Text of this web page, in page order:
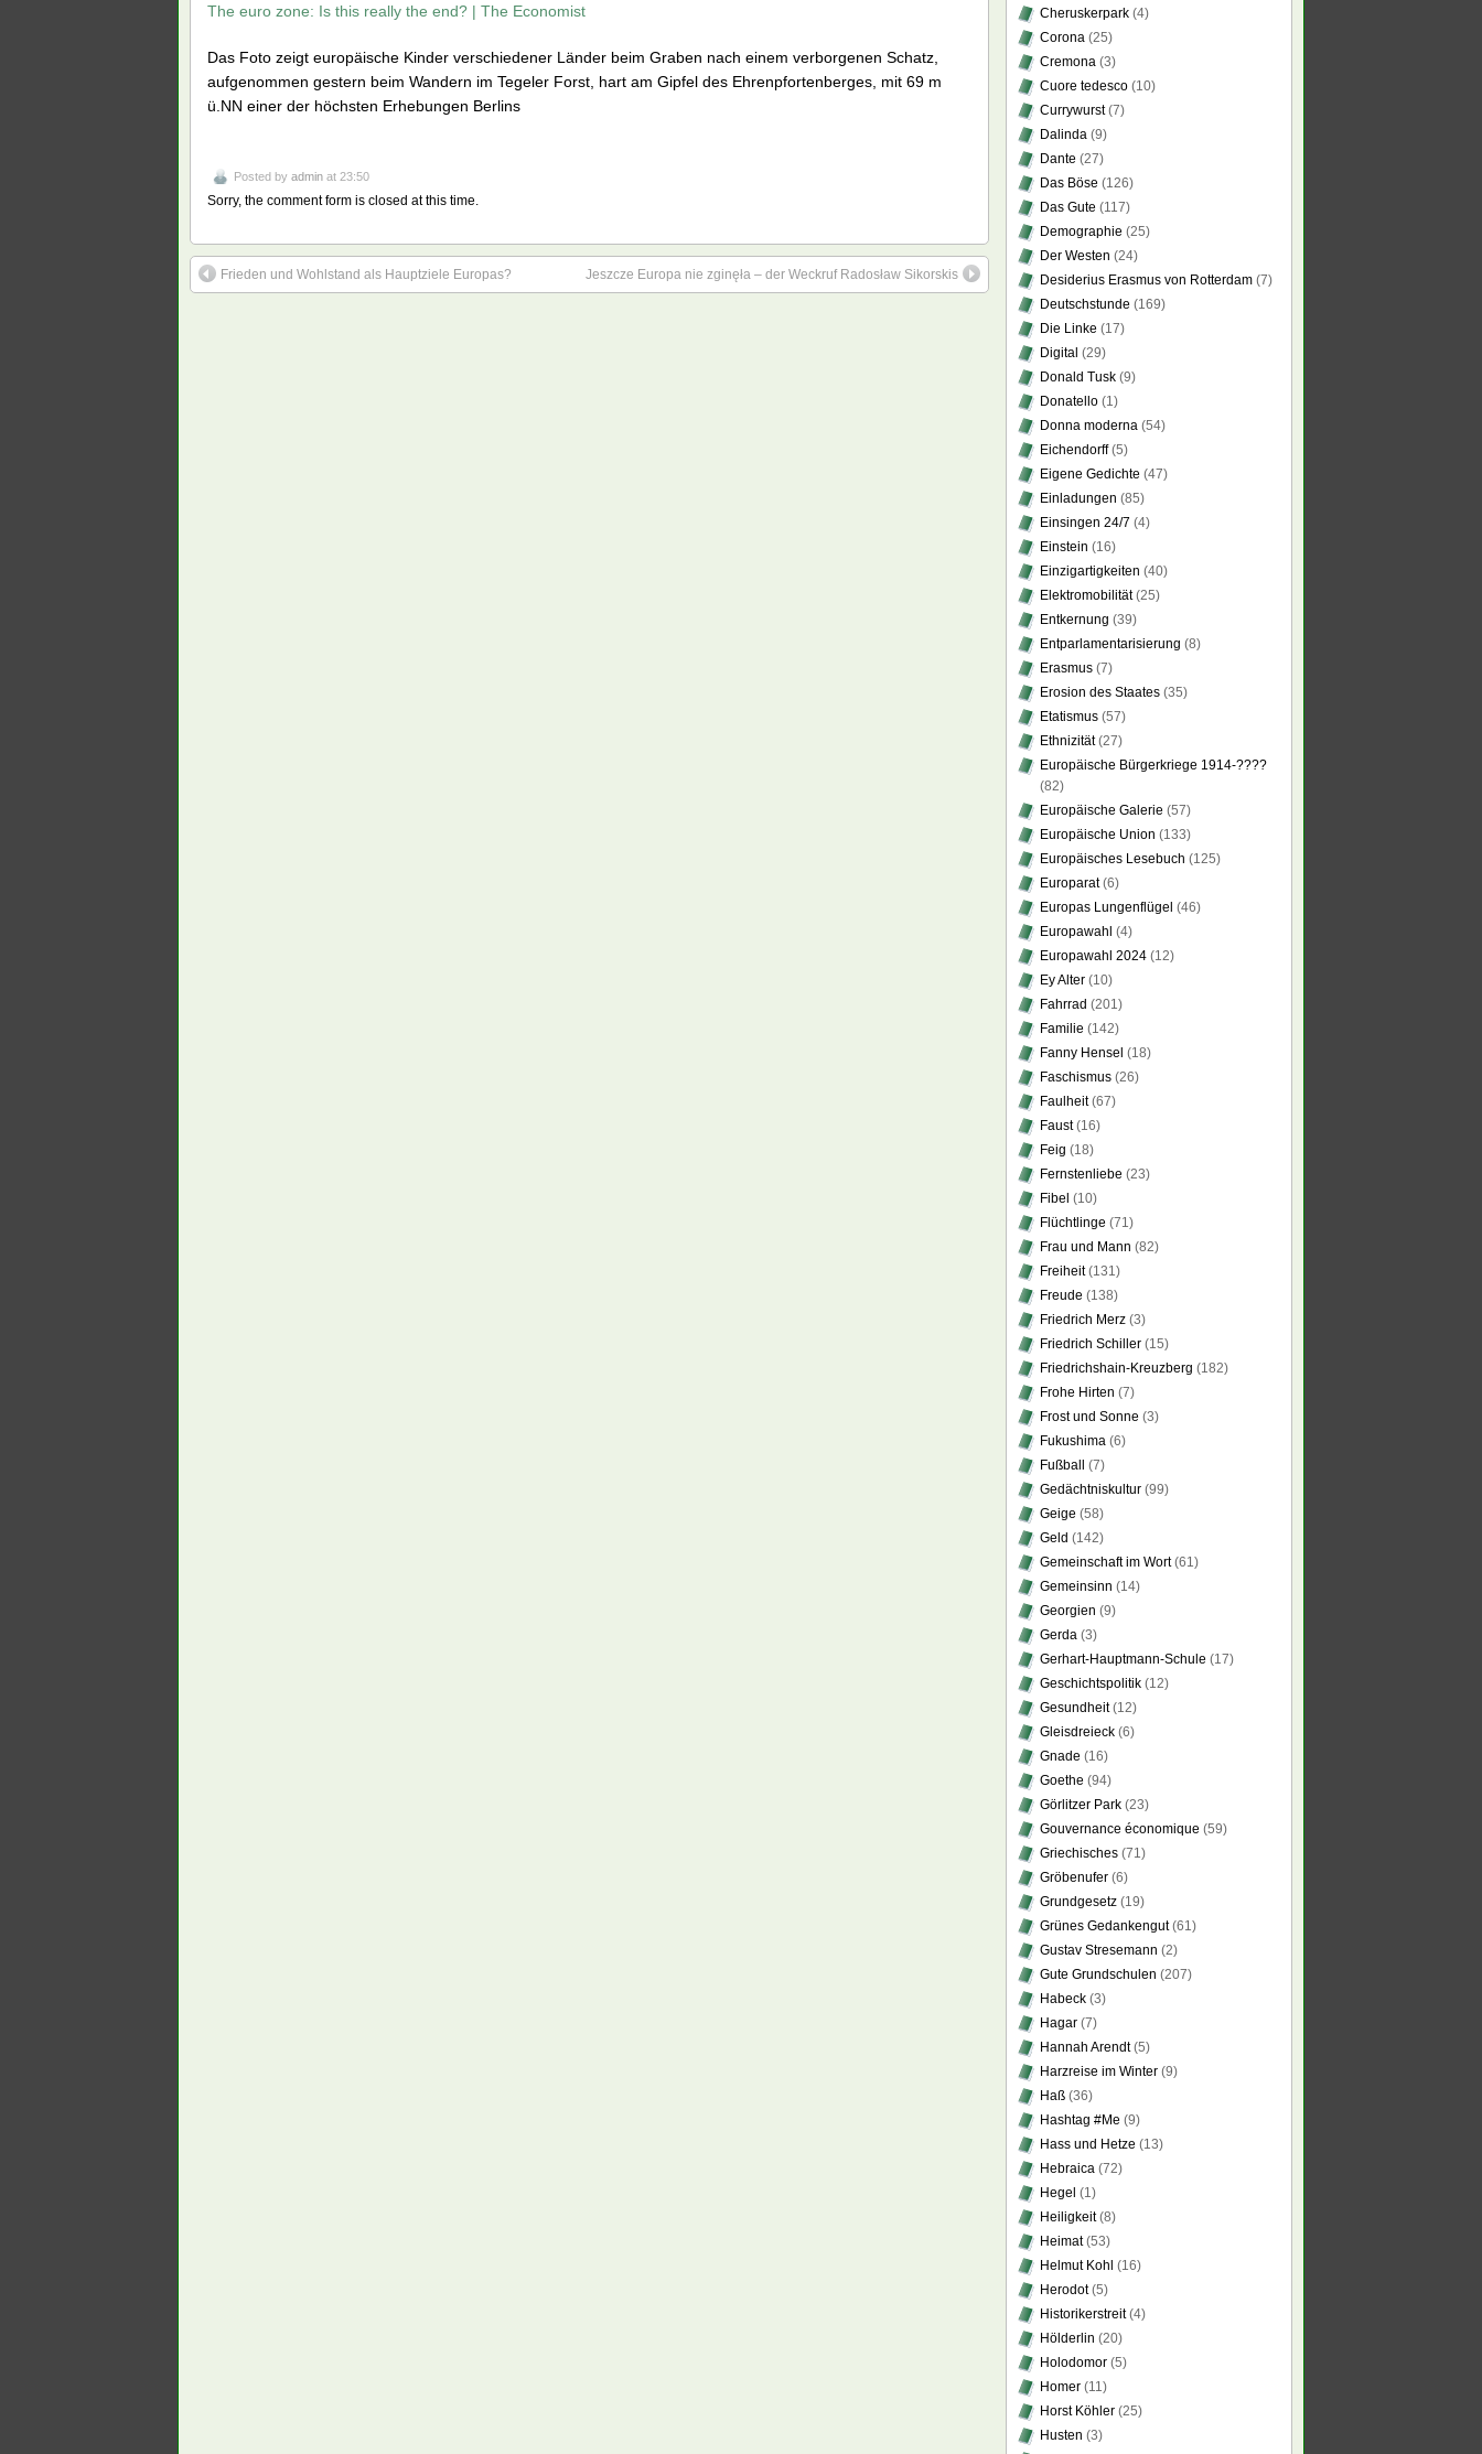
The euro zone: Is this really the end? | The Economist
Das Foto zeigt europäische Kinder verschiedener Länder beim Graben nach einem verborgenen Schatz,
aufgenommen gestern beim Wandern im Tegeler Forst, hart am Gipfel des Ehrenpfortenberges, mit 69 m
ü.NN einer der höchsten Erhebungen Berlins
Posted by admin at 23:50
Sorry, the comment form is closed at this time.
Frieden und Wohlstand als Hauptziele Europas? Jeszcze Europa nie zginęła – der Weckruf Radosław Sikorskis
Cheruskerpark (4)
Corona (25)
Cremona (3)
Cuore tedesco (10)
Currywurst(7)
Dalinda (9)
Dante (27)
Das Böse (126)
Das Gute (117)
Demographie (25)
Der Westen (24)
Desiderius Erasmus von Rotterdam (7)
Deutschstunde (169)
Die Linke (17)
Digital (29)
Donald Tusk (9)
Donatello (1)
Donna moderna (54)
Eichendorff(5)
Eigene Gedichte (47)
Einladungen (85)
Einsingen 24/7 (4)
Einstein (16)
Einzigartigkeiten (40)
Elektromobilität(25)
Entkernung (39)
Entparlamentarisierung (8)
Erasmus (7)
Erosion des Staates (35)
Etatismus (57)
Ethnizität(27)
Europäische Bürgerkriege 1914-????
(82)
Europäische Galerie (57)
Europäische Union (133)
Europäisches Lesebuch (125)
Europarat(6)
Europas Lungenflügel (46)
Europawahl (4)
Europawahl 2024 (12)
Ey Alter (10)
Fahrrad (201)
Familie (142)
Fanny Hensel (18)
Faschismus (26)
Faulheit(67)
Faust(16)
Feig (18)
Fernstenliebe (23)
Fibel (10)
Flüchtlinge (71)
Frau und Mann (82)
Freiheit(131)
Freude (138)
Friedrich Merz (3)
Friedrich Schiller (15)
Friedrichshain-Kreuzberg (182)
Frohe Hirten (7)
Frost und Sonne (3)
Fukushima (6)
Fußball
(7)
Gedächtniskultur (99)
Geige (58)
Geld (142)
Gemeinschaft im Wort(61)
Gemeinsinn (14)
Georgien (9)
Gerda (3)
Gerhart-Hauptmann-Schule (17)
Geschichtspolitik (12)
Gesundheit(12)
Gleisdreieck (6)
Gnade (16)
Goethe (94)
Görlitzer Park (23)
Gouvernance économique (59)
Griechisches (71)
Gröbenufer (6)
Grundgesetz (19)
Grünes Gedankengut(61)
Gustav Stresemann (2)
Gute Grundschulen (207)
Habeck (3)
Hagar (7)
Hannah Arendt(5)
Harzreise im Winter (9)
Haß (36)
Hashtag #Me (9)
Hass und Hetze (13)
Hebraica (72)
Hegel (1)
Heiligkeit(8)
Heimat(53)
Helmut Kohl (16)
Herodot(5)
Historikerstreit(4)
Hölderlin (20)
Holodomor (5)
Homer (11)
Horst Köhler (25)
Husten (3)